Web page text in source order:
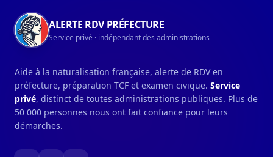
ALERTE RDV PRÉFECTURE
Service privé · indépendant des administrations
Aide à la naturalisation française, alerte de RDV en
préfecture, préparation TCF et examen civique. Service
privé, distinct de toutes administrations publiques. Plus de
50 000 personnes nous ont fait confiance pour leurs
démarches.